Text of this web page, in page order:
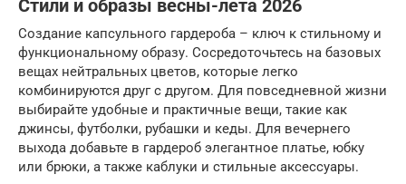
Стили и образы весны-лета 2026
Создание капсульного гардероба – ключ к стильному и
функциональному образу. Сосредоточьтесь на базовых
вещах нейтральных цветов, которые легко
комбинируются друг с другом. Для повседневной жизни
выбирайте удобные и практичные вещи, такие как
джинсы, футболки, рубашки и кеды. Для вечернего
выхода добавьте в гардероб элегантное платье, юбку
или брюки, а также каблуки и стильные аксессуары.